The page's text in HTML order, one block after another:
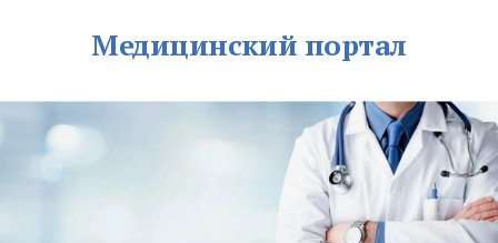
Медицинский портал